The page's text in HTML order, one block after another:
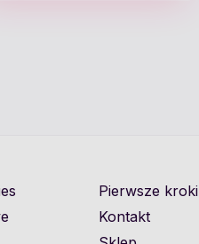
Pierwsze kroki
Kontakt